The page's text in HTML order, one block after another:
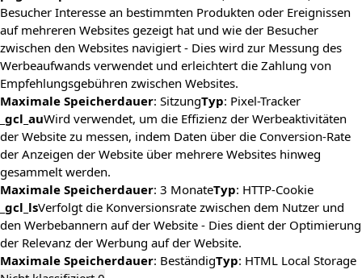
Besucher Interesse an bestimmten Produkten oder Ereignissen
auf mehreren Websites gezeigt hat und wie der Besucher
zwischen den Websites navigiert - Dies wird zur Messung des
Werbeaufwands verwendet und erleichtert die Zahlung von
Empfehlungsgebühren zwischen Websites.
Maximale Speicherdauer: SitzungTyp: Pixel-Tracker
_gcl_auWird verwendet, um die Effizienz der Werbeaktivitäten
der Website zu messen, indem Daten über die Conversion-Rate
der Anzeigen der Website über mehrere Websites hinweg
gesammelt werden.
Maximale Speicherdauer: 3 MonateTyp: HTTP-Cookie
_gcl_lsVerfolgt die Konversionsrate zwischen dem Nutzer und
den Werbebannern auf der Website - Dies dient der Optimierung
der Relevanz der Werbung auf der Website.
Maximale Speicherdauer: BeständigTyp: HTML Local Storage